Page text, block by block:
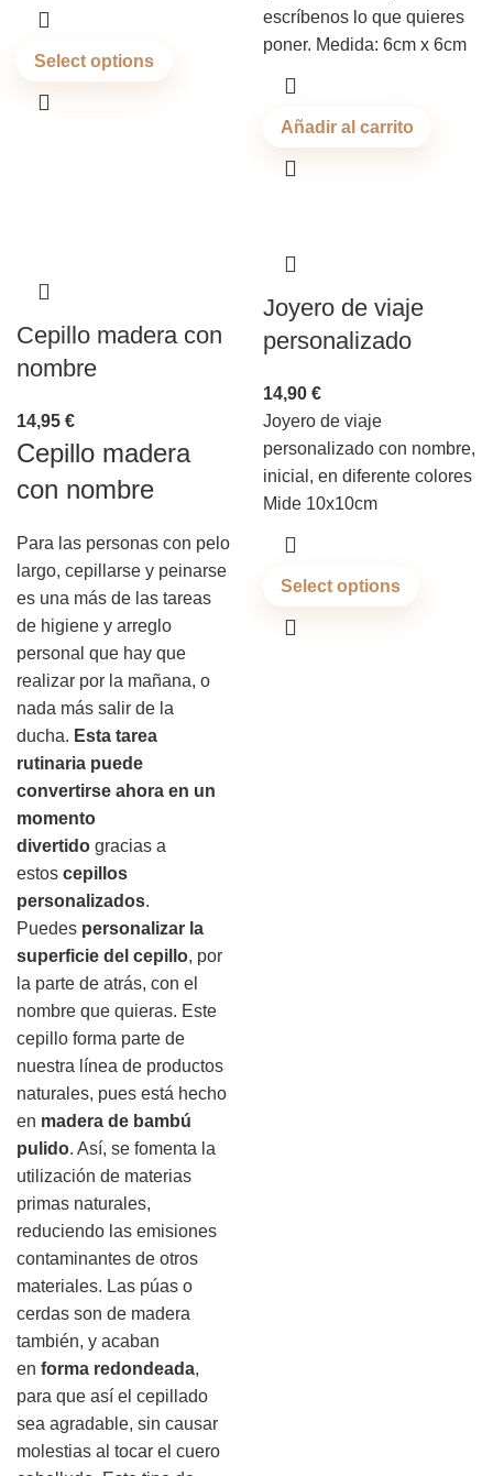
Select options
escríbenos lo que quieres
poner. Medida: 6cm x 6cm
Añadir al carrito
Cepillo madera con
nombre
14,95 €
Cepillo madera
con nombre
Para las personas con pelo
largo, cepillarse y peinarse
es una más de las tareas
de higiene y arreglo
personal que hay que
realizar por la mañana, o
nada más salir de la
ducha. Esta tarea
rutinaria puede
convertirse ahora en un
momento
divertido gracias a
estos cepillos
personalizados.
Puedes personalizar la
superficie del cepillo, por
la parte de atrás, con el
nombre que quieras. Este
cepillo forma parte de
nuestra línea de productos
naturales, pues está hecho
en madera de bambú
pulido. Así, se fomenta la
utilización de materias
primas naturales,
reduciendo las emisiones
contaminantes de otros
materiales. Las púas o
cerdas son de madera
también, y acaban
en forma redondeada,
para que así el cepillado
sea agradable, sin causar
molestias al tocar el cuero
Joyero de viaje
personalizado
14,90 €
Joyero de viaje
personalizado con nombre,
inicial, en diferente colores
Mide 10x10cm
Select options